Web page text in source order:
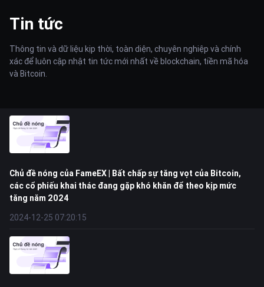
Tin tức
Thông tin và dữ liệu kịp thời, toàn diện, chuyên nghiệp và chính
xác để luôn cập nhật tin tức mới nhất về blockchain, tiền mã hóa
và Bitcoin.
Chủ đề nóng của FameEX | Bất chấp sự tăng vọt của Bitcoin,
các cổ phiếu khai thác đang gặp khó khăn để theo kịp mức
tăng năm 2024
2024-12-25 07:20:15